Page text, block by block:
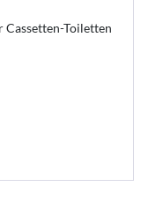
Toiletten